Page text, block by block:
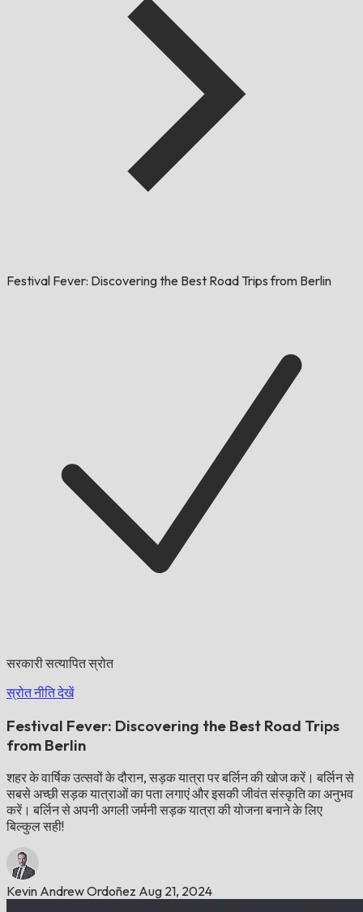
Festival Fever: Discovering the Best Road Trips from Berlin
सरकारी सत्यापित स्रोत
स्रोत नीति देखें
Festival Fever: Discovering the Best Road Trips
from Berlin
शहर के वार्षिक उत्सवों के दौरान, सड़क यात्रा पर बर्लिन की खोज करें। बर्लिन से
सबसे अच्छी सड़क यात्राओं का पता लगाएं और इसकी जीवंत संस्कृति का अनुभव
करें। बर्लिन से अपनी अगली जर्मनी सड़क यात्रा की योजना बनाने के लिए
बिल्कुल सही!
Kevin Andrew Ordoñez Aug 21, 2024